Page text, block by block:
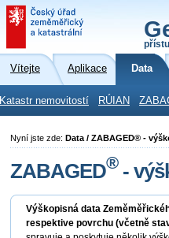
Vítejte Aplikace Data
Katastr nemovitostí RÚIAN
Nyní jste zde: Data / ZABAGED® -
ZABAGED®-
Výškopisná data
respektive povrchu (včetně